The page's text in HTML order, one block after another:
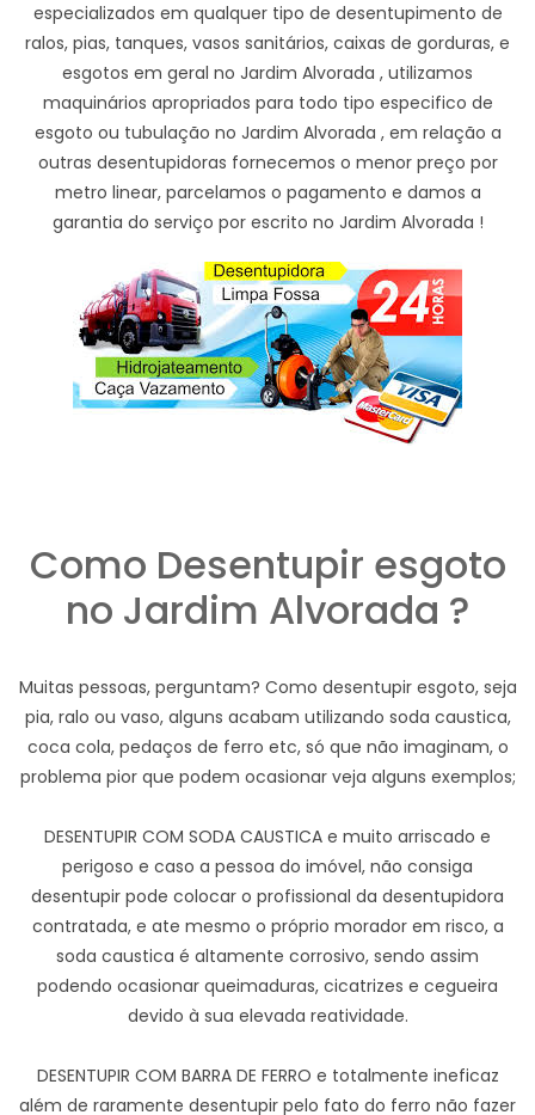
especializados em qualquer tipo de desentupimento de
ralos, pias, tanques, vasos sanitários, caixas de gorduras, e
esgotos em geral no Jardim Alvorada , utilizamos
maquinários apropriados para todo tipo especifico de
esgoto ou tubulação no Jardim Alvorada , em relação a
outras desentupidoras fornecemos o menor preço por
metro linear, parcelamos o pagamento e damos a
garantia do serviço por escrito no Jardim Alvorada !
Como Desentupir esgoto
no Jardim Alvorada ?
Muitas pessoas, perguntam? Como desentupir esgoto, seja
pia, ralo ou vaso, alguns acabam utilizando soda caustica,
coca cola, pedaços de ferro etc, só que não imaginam, o
problema pior que podem ocasionar veja alguns exemplos;
DESENTUPIR COM SODA CAUSTICA e muito arriscado e
perigoso e caso a pessoa do imóvel, não consiga
desentupir pode colocar o profissional da desentupidora
contratada, e ate mesmo o próprio morador em risco, a
soda caustica é altamente corrosivo, sendo assim
podendo ocasionar queimaduras, cicatrizes e cegueira
devido à sua elevada reatividade.
DESENTUPIR COM BARRA DE FERRO e totalmente ineficaz
além de raramente desentupir pelo fato do ferro não fazer